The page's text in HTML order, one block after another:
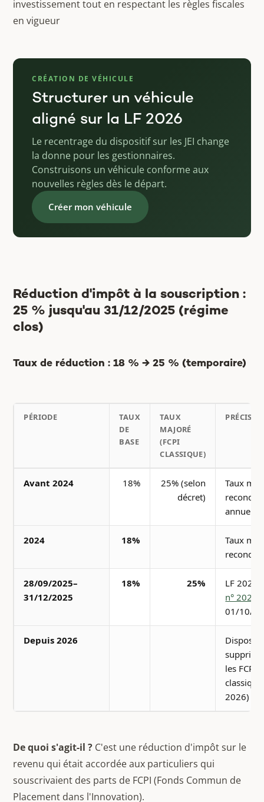
investissement tout en respectant les règles fiscales
en vigueur
CRÉATION DE VÉHICULE
Structurer un véhicule
aligné sur la LF 2026
Le recentrage du dispositif sur les JEI change
la donne pour les gestionnaires.
Construisons un véhicule conforme aux
nouvelles règles dès le départ.
Créer mon véhicule
Réduction d'impôt à la souscription :
25 % jusqu'au 31/12/2025 (régime
clos)
Taux de réduction : 18 % → 25 % (temporaire)
PÉRIODE
TAUX
DE
BASE
TAUX
MAJORÉ
(FCPI
CLASSIQUE)
Avant 2024 18%
25% (selon
décret)
Taux
reconduit
2024 18%
Taux
reconduit
28/09/2025–
31/12/2025
18% 25% LF 2025,
n° 2025-
01/10/
Depuis 2026
Dispositif
les FCPI
2026)
De quoi s'agit-il ? C'est une réduction d'impôt sur le
revenu qui était accordée aux particuliers qui
souscrivaient des parts de FCPI (Fonds Commun de
Placement dans l'Innovation).